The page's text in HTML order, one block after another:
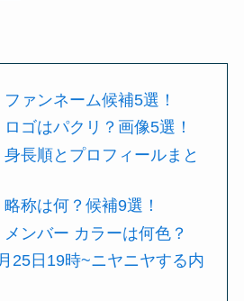
ファンネーム候補5選！
ロゴはパクリ？画像5選！
身長順とプロフィールまと
略称は何？候補9選！
メンバー カラーは何色？
25日19時~ニヤニヤする内